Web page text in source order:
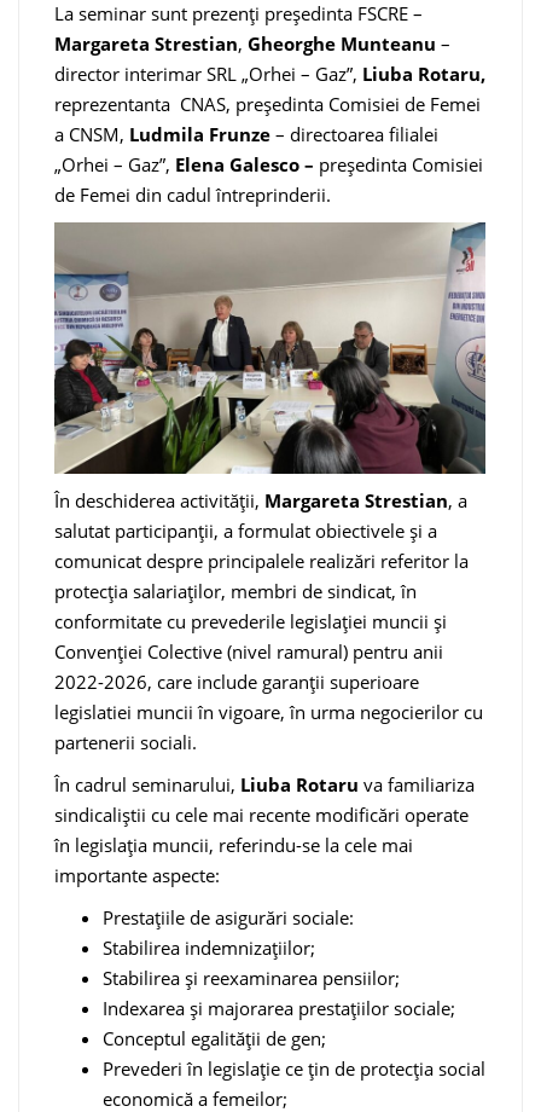
La seminar sunt prezenți președinta FSCRE –
Margareta Strestian, Gheorghe Munteanu –
director interimar SRL „Orhei – Gaz”, Liuba Rotaru,
reprezentanta CNAS, președinta Comisiei de Femei
a CNSM, Ludmila Frunze – directoarea filialei
„Orhei – Gaz”, Elena Galesco – președinta Comisiei
de Femei din cadul întreprinderii.
În deschiderea activității, Margareta Strestian, a
salutat participanții, a formulat obiectivele și a
comunicat despre principalele realizări referitor la
protecția salariaților, membri de sindicat, în
conformitate cu prevederile legislației muncii și
Convenției Colective (nivel ramural) pentru anii
2022-2026, care include garanții superioare
legislatiei muncii în vigoare, în urma negocierilor cu
partenerii sociali.
În cadrul seminarului, Liuba Rotaru va familiariza
sindicaliștii cu cele mai recente modificări operate
în legislația muncii, referindu-se la cele mai
importante aspecte:
Prestațiile de asigurări sociale:
Stabilirea indemnizațiilor;
Stabilirea și reexaminarea pensiilor;
Indexarea și majorarea prestațiilor sociale;
Conceptul egalității de gen;
Prevederi în legislație ce țin de protecția social
economică a femeilor;